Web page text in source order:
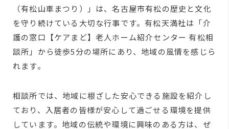
（有松山車まつり）」は、名古屋市有松の歴史と文化
を守り続けている大切な行事です。有松天満社は「介
護の窓口【ケアまど】老人ホーム紹介センター 有松相
談所」から徒歩5分の場所にあり、地域の風情を感じら
れます。
相談所では、地域に根ざした安心できる施設を紹介し
ており、入居者の皆様が安心して過ごせる環境を提供
しています。地域の伝統や環境に興味のある方は、ぜ